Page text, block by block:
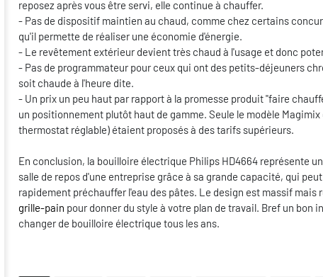
reposez après vous être servi, elle continue à chauffer.
- Pas de dispositif maintien au chaud, comme chez certains
qu'il permette de réaliser une économie d'énergie.
- Le revêtement extérieur devient très chaud à l'usage et donc
- Pas de programmateur pour ceux qui ont des petits-déjeuners
soit chaude à l'heure dite.
- Un prix un peu haut par rapport à la promesse produit "faire
un positionnement plutôt haut de gamme. Seule le modèle
thermostat réglable) étaient proposés à des tarifs supérieurs.
En conclusion, la bouilloire électrique Philips HD4664 représente
salle de repos d'une entreprise grâce à sa grande capacité, qui
rapidement préchauffer l'eau des pâtes. Le design est massif
grille-pain pour donner du style à votre plan de travail. Bref un bon
changer de bouilloire électrique tous les ans.